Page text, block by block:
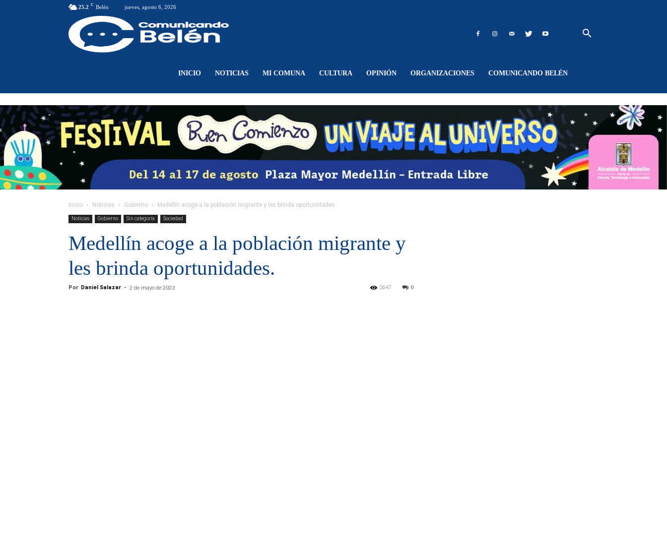
25.2 C Belén jueves, agosto 6, 2026
Belén
INICIO NOTICIAS MI COMUNA CULTURA OPINIÓN ORGANIZACIONES COMUNICANDO BELÉN
Inicio Noticias Gobierno Medellín acoge a la población migrante y les brinda oportunidades.
Noticias Gobierno Sin categoría Sociedad
Medellín acoge a la población migrante y
les brinda oportunidades.
Por Daniel Salazar - 2 de mayo de 2023 0
3647